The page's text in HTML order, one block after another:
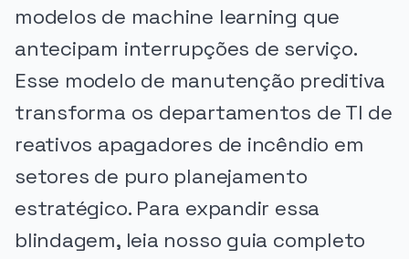
modelos de machine learning que
antecipam interrupções de serviço.
Esse modelo de manutenção preditiva
transforma os departamentos de TI de
reativos apagadores de incêndio em
setores de puro planejamento
estratégico. Para expandir essa
blindagem, leia nosso guia completo